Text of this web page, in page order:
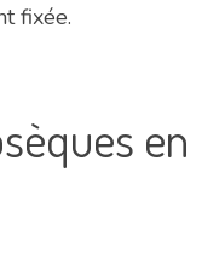
fixée.
en